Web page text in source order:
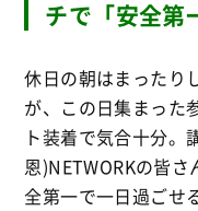
チで「安全第
休日の朝はまったり
が、この日集まった
ト装着で気合十分。
恩)NETWORKの皆
全第一で一日過ごせ